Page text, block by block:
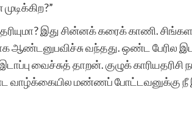
இது சின்னக் கரைக் காணி.
ஆண்டனுபவிச்சு வந்தது. ஒண்ட பேரில
வைச்சுத் தாறன். குழுக்
மண்ணப் போட்டவனுக்கு நீ